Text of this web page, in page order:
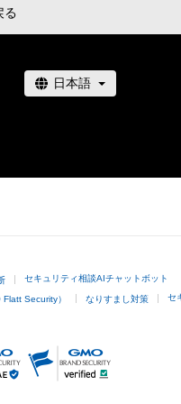
る
セキュリティ相談AIチャットボット
Security） なりすまし対策 セ